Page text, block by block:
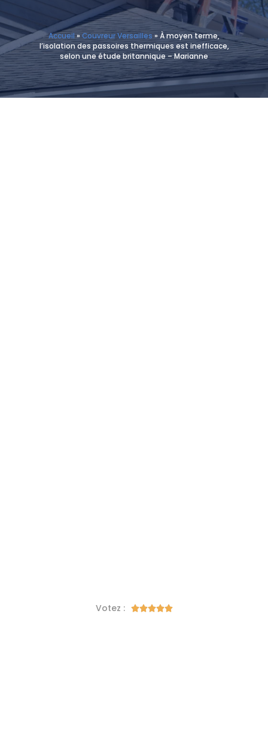
Accueil» Couvreur Versailles »À moyen terme,
l’isolation des passoires thermiques est inefficace,
selon une étude britannique – Marianne
Votez : 